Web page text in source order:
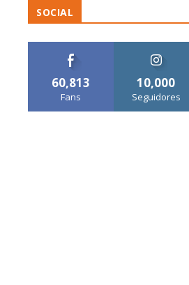
SOCIAL
60,813
Fans
10,000
Seguidores